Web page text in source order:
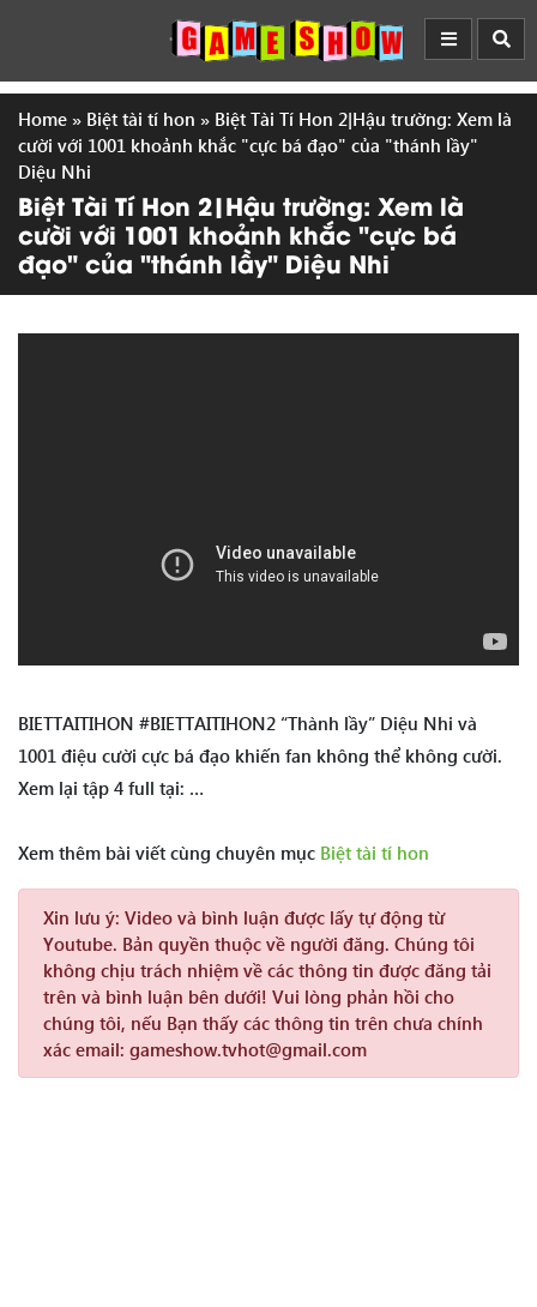
Home » Biệt tài tí hon » Biệt Tài Tí Hon 2|Hậu trường: Xem là
cười với 1001 khoảnh khắc "cực bá đạo" của "thánh lầy"
Diệu Nhi
Biệt Tài Tí Hon 2|Hậu trường: Xem là
cười với 1001 khoảnh khắc "cực bá
đạo" của "thánh lầy" Diệu Nhi
BIETTAITIHON #BIETTAITIHON2 “Thành lầy” Diệu Nhi và
1001 điệu cười cực bá đạo khiến fan không thể không cười.
Xem lại tập 4 full tại: …
Xem thêm bài viết cùng chuyên mục Biệt tài tí hon
Xin lưu ý: Video và bình luận được lấy tự động từ
Youtube. Bản quyền thuộc về người đăng. Chúng tôi
không chịu trách nhiệm về các thông tin được đăng tải
trên và bình luận bên dưới! Vui lòng phản hồi cho
chúng tôi, nếu Bạn thấy các thông tin trên chưa chính
xác email: gameshow.tvhot@gmail.com